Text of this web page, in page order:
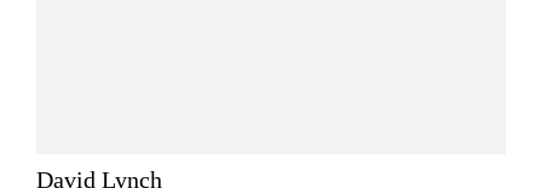
David Lynch